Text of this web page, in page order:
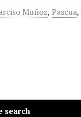
Muñoz, Pascua,
search